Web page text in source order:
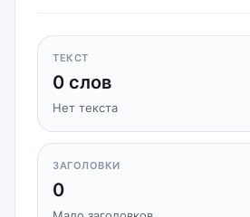
ТЕКСТ
0 слов
Нет текста
ЗАГОЛОВКИ
0